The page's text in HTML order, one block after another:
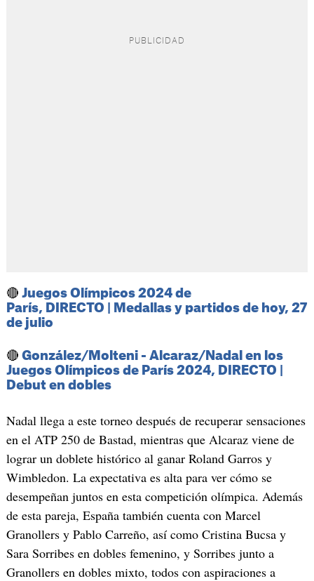
🔴 Juegos Olímpicos 2024 de
París, DIRECTO | Medallas y partidos de hoy, 27
de julio
🔴 González/Molteni - Alcaraz/Nadal en los
Juegos Olímpicos de París 2024, DIRECTO |
Debut en dobles
Nadal llega a este torneo después de recuperar sensaciones
en el ATP 250 de Bastad, mientras que Alcaraz viene de
lograr un doblete histórico al ganar Roland Garros y
Wimbledon. La expectativa es alta para ver cómo se
desempeñan juntos en esta competición olímpica. Además
de esta pareja, España también cuenta con Marcel
Granollers y Pablo Carreño, así como Cristina Bucsa y
Sara Sorribes en dobles femenino, y Sorribes junto a
Granollers en dobles mixto, todos con aspiraciones a